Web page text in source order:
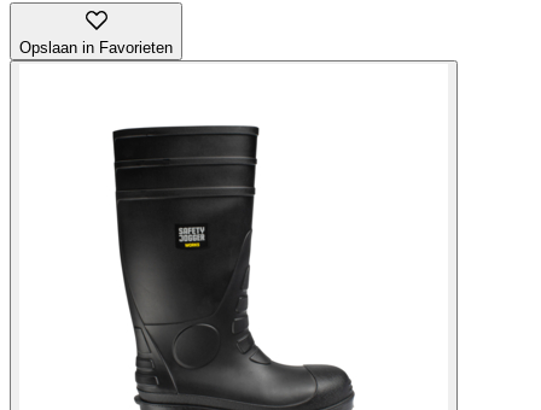
Opslaan in Favorieten